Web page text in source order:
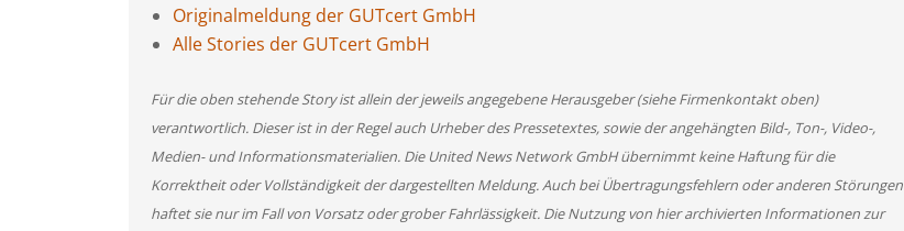
Originalmeldung der GUTcert GmbH
Alle Stories der GUTcert GmbH
Für die oben stehende Story ist allein der jeweils angegebene Herausgeber (siehe Firmenkontakt oben)
verantwortlich. Dieser ist in der Regel auch Urheber des Pressetextes, sowie der angehängten Bild-, Ton-, Video-,
Medien- und Informationsmaterialien. Die United News Network GmbH übernimmt keine Haftung für die
Korrektheit oder Vollständigkeit der dargestellten Meldung. Auch bei Übertragungsfehlern oder anderen Störungen
haftet sie nur im Fall von Vorsatz oder grober Fahrlässigkeit. Die Nutzung von hier archivierten Informationen zur